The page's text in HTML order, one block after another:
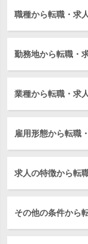
職種から転職・求
勤務地から転職・
業種から転職・求
雇用形態から転職
求人の特徴から転
その他の条件から